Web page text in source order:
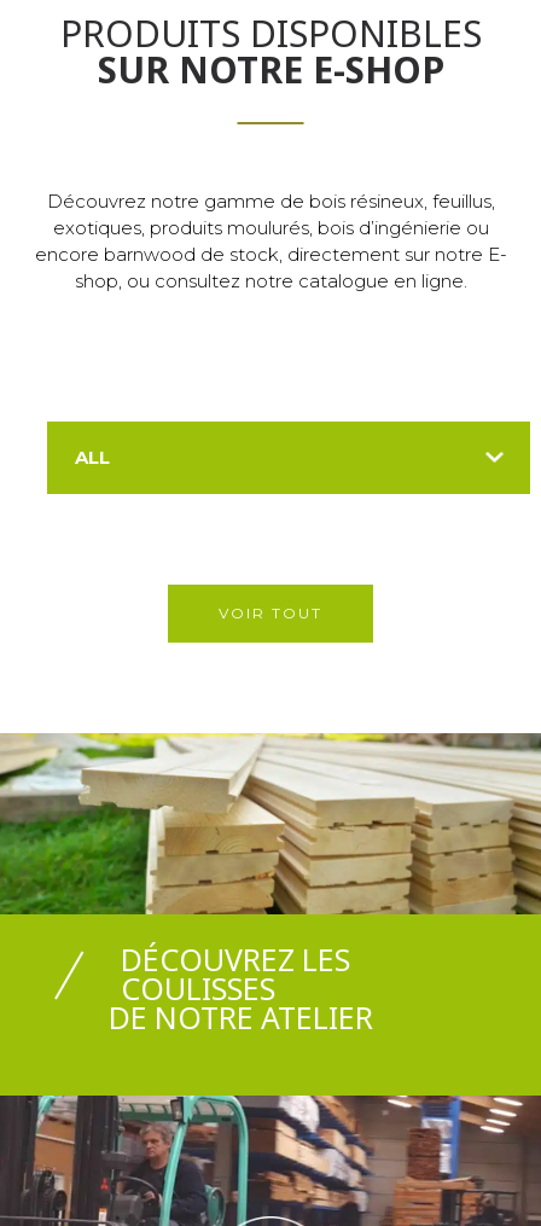
PRODUITS DISPONIBLES
SUR NOTRE E-SHOP
Découvrez notre gamme de bois résineux, feuillus,
exotiques, produits moulurés, bois d’ingénierie ou
encore barnwood de stock, directement sur notre E-
shop, ou consultez notre catalogue en ligne.
ALL
VOIR TOUT
DÉCOUVREZ LES
COULISSES
DE NOTRE ATELIER